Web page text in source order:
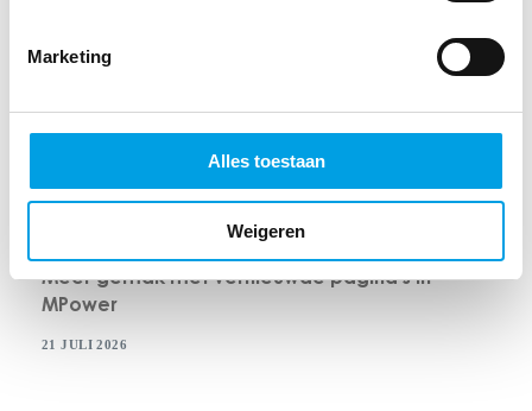
Marketing
Alles toestaan
Weigeren
Meer gemak met vernieuwde pagina’s in
MPower
21 JULI 2026